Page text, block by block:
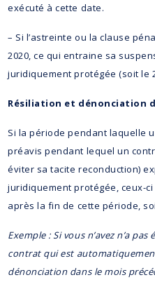
exécuté à cette date.
– Si l’astreinte ou la clause
2020, ce qui entraine sa
juridiquement protégée (soit le
Résiliation et dénonciation
Si la période pendant laquelle
préavis pendant lequel un
éviter sa tacite reconduction)
juridiquement protégée, ceux-
après la fin de cette période,
Exemple : Si vous n’avez n’a
contrat qui est
dénonciation dans le mois